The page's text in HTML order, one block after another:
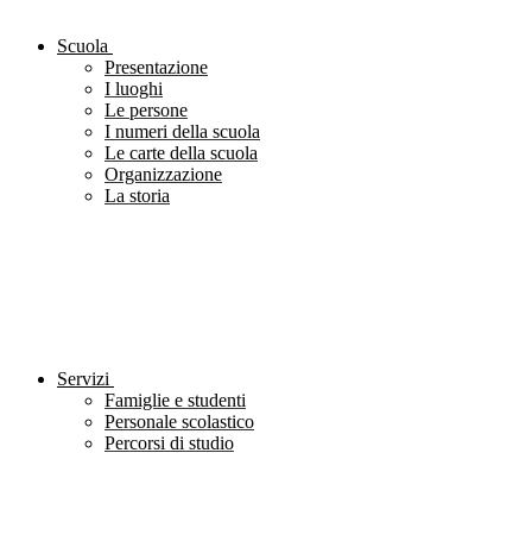
Scuola
Presentazione
I luoghi
Le persone
I numeri della scuola
Le carte della scuola
Organizzazione
La storia
Servizi
Famiglie e studenti
Personale scolastico
Percorsi di studio